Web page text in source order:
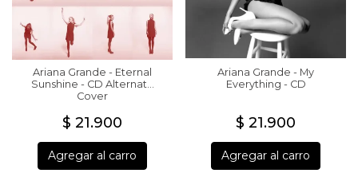
Ariana Grande - Eternal
Sunshine - CD Alternate
Cover
$ 21.900
Agregar al carro
Ariana Grande - My
Everything - CD
$ 21.900
Agregar al carro